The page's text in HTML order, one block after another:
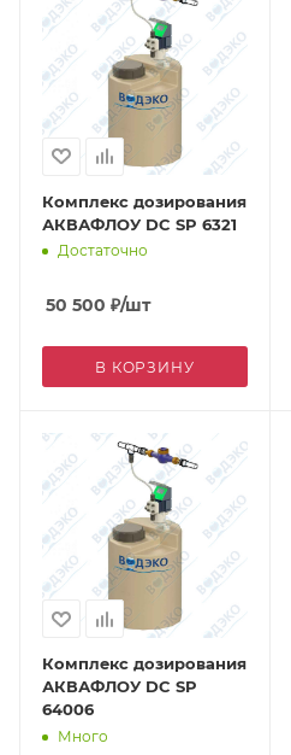
Комплекс дозирования
АКВАФЛОУ DC SP 6321
Достаточно
50 500 ₽/шт
В КОРЗИНУ
Комплекс дозирования
АКВАФЛОУ DC SP
64006
Много